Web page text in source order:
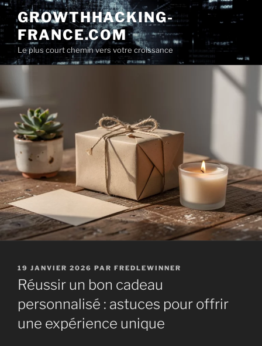
Aller
contenu
principal
GROWTHHACKING-
FRANCE.COM
Le plus court chemin vers votre croissance
PUBLIÉ
LE
19 JANVIER 2026 PAR FREDLEWINNER
Réussir un bon cadeau
personnalisé : astuces pour offrir
une expérience unique